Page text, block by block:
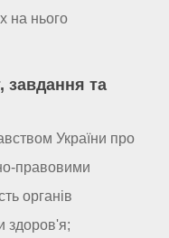
на нього
завдання та
України про
правовими
органів
здоров'я;